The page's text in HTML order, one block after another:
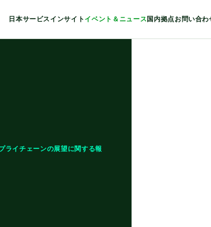
日本サービス インサイト イベント＆ニュース 国内拠点お問い合わ
ライチェーンの展望に関する報